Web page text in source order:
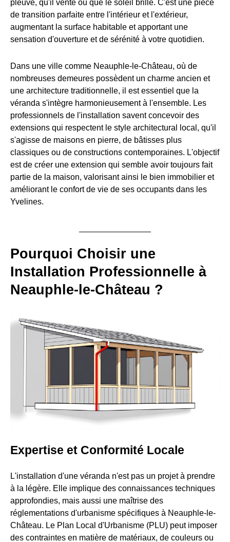
pleuve, qu'il vente ou que le soleil brille. C'est une pièce
de transition parfaite entre l'intérieur et l'extérieur,
augmentant la surface habitable et apportant une
sensation d'ouverture et de sérénité à votre quotidien.
Dans une ville comme Neauphle-le-Château, où de
nombreuses demeures possèdent un charme ancien et
une architecture traditionnelle, il est essentiel que la
véranda s'intègre harmonieusement à l'ensemble. Les
professionnels de l'installation savent concevoir des
extensions qui respectent le style architectural local, qu'il
s'agisse de maisons en pierre, de bâtisses plus
classiques ou de constructions contemporaines. L'objectif
est de créer une extension qui semble avoir toujours fait
partie de la maison, valorisant ainsi le bien immobilier et
améliorant le confort de vie de ses occupants dans les
Yvelines.
Pourquoi Choisir une
Installation Professionnelle à
Neauphle-le-Château ?
Expertise et Conformité Locale
L'installation d'une véranda n'est pas un projet à prendre
à la légère. Elle implique des connaissances techniques
approfondies, mais aussi une maîtrise des
réglementations d'urbanisme spécifiques à Neauphle-le-
Château. Le Plan Local d'Urbanisme (PLU) peut imposer
des contraintes en matière de matériaux, de couleurs ou